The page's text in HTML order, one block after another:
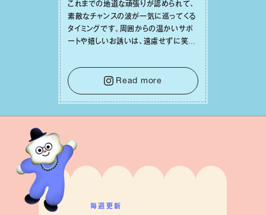
これまでの地道な頑張りが認められて、
素敵なチャンスの波が⼀気に巡ってくる
タイミングです。周囲からの温かいサポ
ートや嬉しいお誘いは、遠慮せずに笑顔
せになっていくイメージを持って⼀歩を
踏み出して。⼀⼈⼀⼈の良いところが混
ざり合い、ハッピーな未来が形作られて
いきます。
Read more
毎週更新